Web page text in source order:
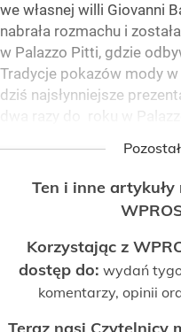
we własnej willi Giovanni
nabrała rozmachu i
w Palazzo Pitti, gdzie
Tradycje pokazów mody w
dziś najsłynniejsze
dwa razy do roku w
Ten i inne
Korzystając z
dostęp do: wydań
komentarzy, opinii